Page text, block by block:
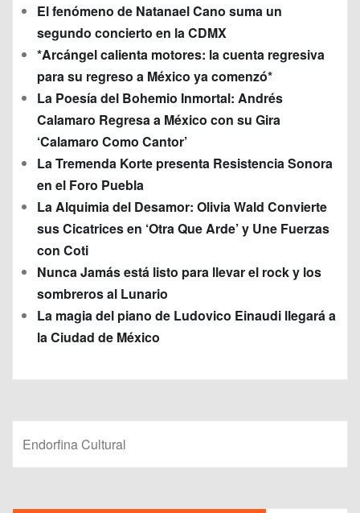
El fenómeno de Natanael Cano suma un
segundo concierto en la CDMX
*Arcángel calienta motores: la cuenta regresiva
para su regreso a México ya comenzó*
La Poesía del Bohemio Inmortal: Andrés
Calamaro Regresa a México con su Gira
‘Calamaro Como Cantor’
La Tremenda Korte presenta Resistencia Sonora
en el Foro Puebla
La Alquimia del Desamor: Olivia Wald Convierte
sus Cicatrices en ‘Otra Que Arde’ y Une Fuerzas
con Coti
Nunca Jamás está listo para llevar el rock y los
sombreros al Lunario
La magia del piano de Ludovico Einaudi llegará a
la Ciudad de México
Endorfina Cultural